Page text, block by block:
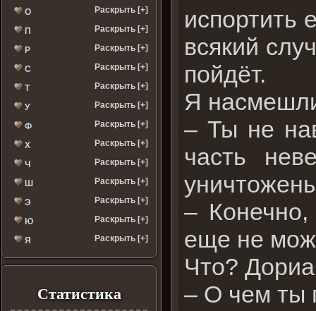
О Раскрыть [+]
П Раскрыть [+]
Р Раскрыть [+]
С Раскрыть [+]
Т Раскрыть [+]
У Раскрыть [+]
Ф Раскрыть [+]
Х Раскрыть [+]
Ч Раскрыть [+]
Ш Раскрыть [+]
Э Раскрыть [+]
Ю Раскрыть [+]
Я Раскрыть [+]
Статистика
испортить
всякий
пойдёт.
Я
– Ты не
часть
–
еще не
Что?
– О чем ты